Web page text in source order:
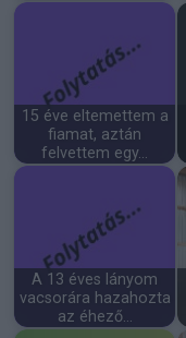
15 éve eltemettem a
fiamat, aztán
felvettem egy…
A 13 éves lányom
vacsorára hazahozta
az éhező…